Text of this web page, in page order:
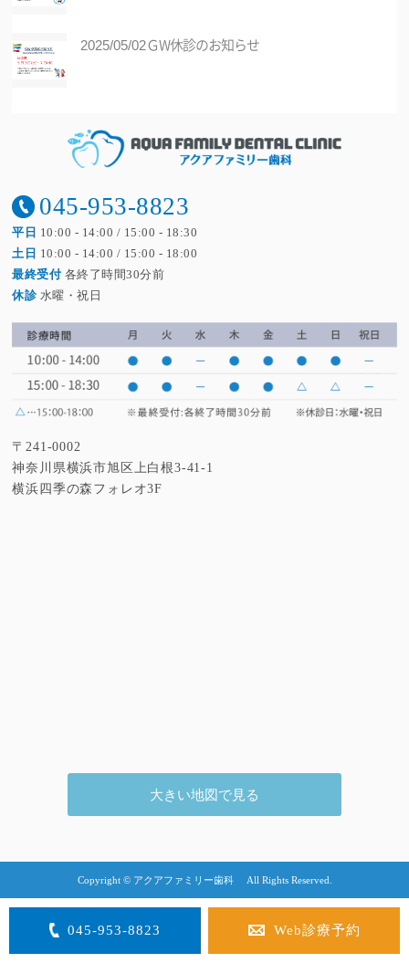
045-953-8823
平日 10:00 - 14:00 / 15:00 - 18:30
土日 10:00 - 14:00 / 15:00 - 18:00
最終受付各終了時間30分前
休診 水曜・祝日
〒241-0002
神奈川県横浜市旭区上白根3-41-1
横浜四季の森フォレオ3F
2025/05/02ＧW休診のお知らせ
2025/01/01
いて...
2024/12/27年末年始休診のお知らせ...
2023/12/09年末年始の休診日のお知らせ...
2023/07/18夏季休診のお知らせ
2022/12/01年末年始の休診のお知らせ...
2022/10/01 休診のお知らせ
大きい地図で見る
Copyright © アクアファミリー歯科 All Rights Reserved.
045-953-8823 Web診療予約